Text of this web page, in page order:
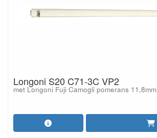
Longoni S20 C71-3C VP2
met Longoni Fuji Camogli pomerans 11,8mm